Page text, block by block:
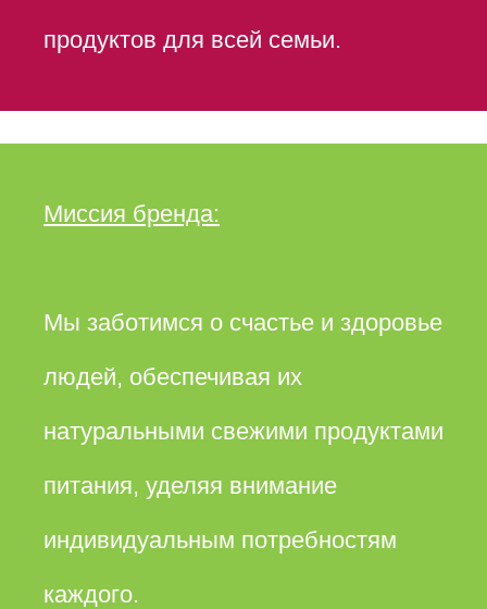
продуктов для всей семьи.
Миссия бренда:
Мы заботимся о счастье и здоровье
людей, обеспечивая их
натуральными свежими продуктами
питания, уделяя внимание
индивидуальным потребностям
каждого.